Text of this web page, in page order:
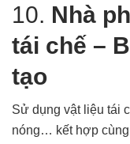
10. Nhà
tái chế –
tạo
Sử dụng vật liệu tái
nóng… kết hợp cùng